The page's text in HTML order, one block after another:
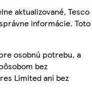
aktualizované, Tesco
informácie. Toto
osobnú potrebu, a
bez
Limited ani bez